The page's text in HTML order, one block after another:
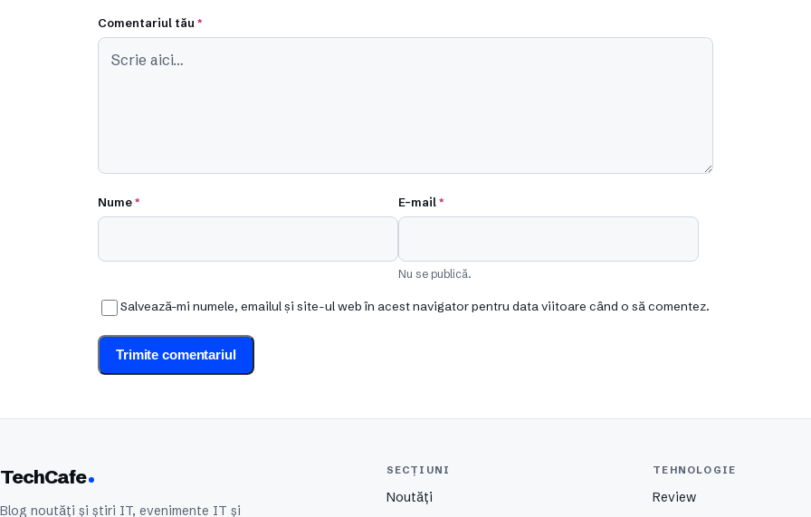
Comentariul tău *
Nume* E-mail*
Nu se publică.
Salvează-mi numele, emailul și site-ul web în acest navigator pentru data viitoare când o să comentez.
TechCafe
Blog noutăți și știri IT, evenimente IT și
SECȚIUNI
Noutăți
TEHNOLOGIE
Review